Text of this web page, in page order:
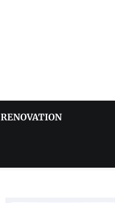
RENOVATION